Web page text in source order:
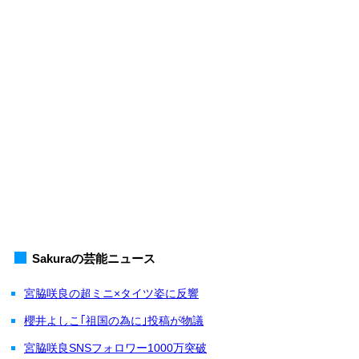
Sakuraの芸能ニュース
宮脇咲良の超ミニ×タイツ姿に反響
櫻井よしこ｢祖国の為に｣投稿が物議
宮脇咲良SNSフォロワー1000万突破